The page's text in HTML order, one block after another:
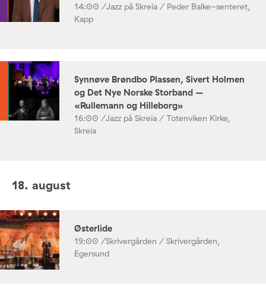
14:00 /Jazz på Skreia / Peder Balke-senteret,
Kapp
Synnøve Brøndbo Plassen, Sivert Holmen
og Det Nye Norske Storband –
«Rullemann og Hilleborg»
16:00 /Jazz på Skreia / Totenviken Kirke,
Skreia
18. august
Østerlide
19:00 /Skrivergården / Skrivergården,
Egersund